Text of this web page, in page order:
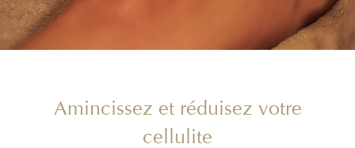
Amincissez et réduisez votre
cellulite